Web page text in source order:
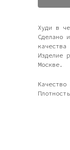
Худи в
Сделано
Изделие
Москве.